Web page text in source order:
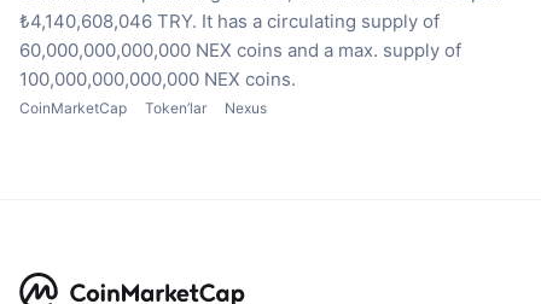
₺4,140,608,046 TRY. It has a circulating supply of
60,000,000,000,000 NEX coins and a max. supply of
100,000,000,000,000 NEX coins.
CoinMarketCap Token’lar Nexus